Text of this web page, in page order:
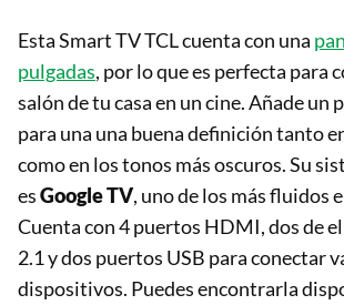
Esta Smart TV TCL cuenta con una
pulgadas, por lo que es perfecta para
salón de tu casa en un cine. Añade un
para una una buena definición tanto
como en los tonos más oscuros. Su
esGoogle TV, uno de los más fluidos
Cuenta con 4 puertos HDMI, dos de
2.1 y dos puertos USB para conectar
dispositivos. Puedes encontrarla